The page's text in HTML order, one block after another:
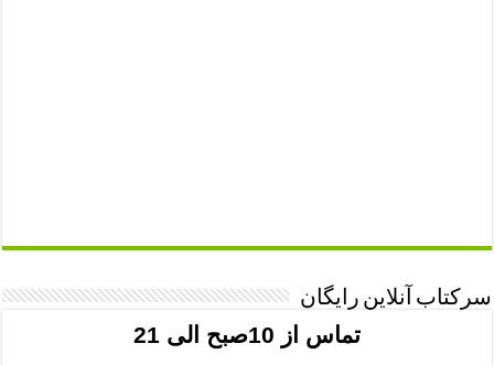
سرکتاب آنلاین رایگان
تماس از 10صبح الی 21